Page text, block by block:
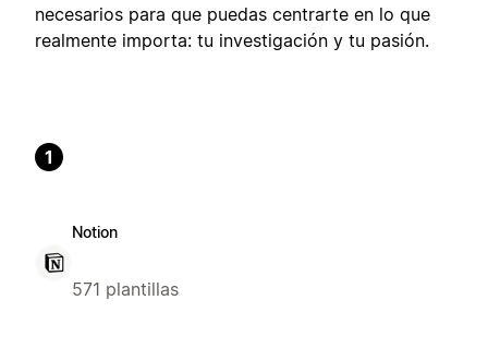
necesarios para que puedas centrarte en lo que
realmente importa: tu investigación y tu pasión.
1
Notion
571 plantillas